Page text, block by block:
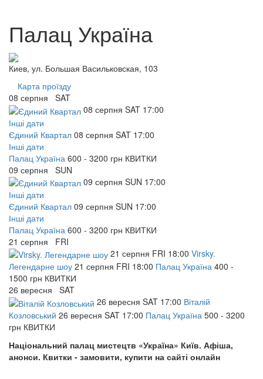
Палац Україна
Киев, ул. Большая Васильковская, 103
Карта проїзду
08 серпня SAT
08 серпня SAT 17:00
Інші дати
Єдиний Квартал 08 серпня SAT 17:00
Інші дати
Палац Україна 600 - 3200 грн КВИТКИ
09 серпня SUN
09 серпня SUN 17:00
Інші дати
Єдиний Квартал 09 серпня SUN 17:00
Інші дати
Палац Україна 600 - 3200 грн КВИТКИ
21 серпня FRI
21 серпня FRI 18:00 Virsky.
Легендарне шоу 21 серпня FRI 18:00 Палац Україна 400 -
1500 грн КВИТКИ
26 вересня SAT
26 вересня SAT 17:00 Віталій
Козловський 26 вересня SAT 17:00 Палац Україна 500 - 3200
грн КВИТКИ
Національний палац мистецтв «Україна» Київ. Афіша,
анонси. Квитки - замовити, купити на сайті онлайн